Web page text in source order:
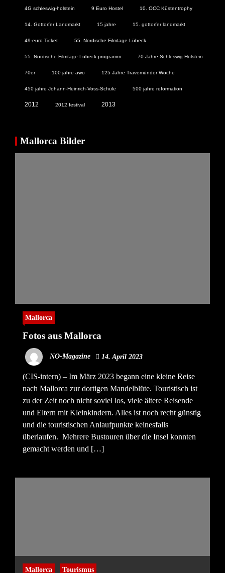
4G schleswig-holstein 9 Euro Hostel 10. OCC Küstentrophy
14. Gottorfer Landmarkt 15 jahre 15. gottorfer landmarkt
49-euro Ticket 55. Nordische Filmtage Lübeck
55. Nordische Filmtage Lübeck programm 70 Jahre Schleswig-Holstein
70er 100 jahre awo 125 Jahre Travemünder Woche
450 jahre Johann-Heinrich-Voss-Schule 500 jahre reformation
2012 2012 festival 2013
Mallorca Bilder
Mallorca
Fotos aus Mallorca
NO-Magazine 14. April 2023
(CIS-intern) – Im März 2023 begann eine kleine Reise
nach Mallorca zur dortigen Mandelblüte. Touristisch ist
zu der Zeit noch nicht soviel los, viele ältere Reisende
und Eltern mit Kleinkindern. Alles ist noch recht günstig
und die touristischen Anlaufpunkte keinesfalls
überlaufen. Mehrere Bustouren über die Insel konnten
gemacht werden und […]
Mallorca Tourismus